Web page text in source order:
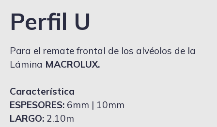
Perfil U
Para el remate frontal de los alvéolos de la
Lámina MACROLUX.
Característica
ESPESORES: 6mm | 10mm
LARGO: 2.10m